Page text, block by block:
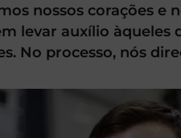
nossos corações e
levar auxílio àqueles
No processo, nós